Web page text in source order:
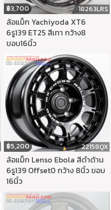
฿3,700 18263LRS
ล้อแม็ก Yachiyoda XT6
6รู139 ET25 สีเทา กว้าง8
ขอบ16นิ้ว
฿5,200 22158QX
ล้อแม็ก Lenso Ebola สีดำด้าน
6รู139 Offset0 กว้าง 8นิ้ว ขอบ
16นิ้ว